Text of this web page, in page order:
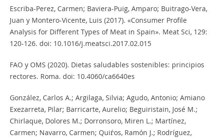
Escriba-Perez, Carmen; Baviera-Puig, Amparo; Buitrago-Vera,
Juan y Montero-Vicente, Luis (2017). «Consumer Profile
Analysis for Different Types of Meat in Spain». Meat Sci, 129:
120-126. doi: 10.1016/j.meatsci.2017.02.015
FAO y OMS (2020). Dietas saludables sostenibles: principios
rectores. Roma. doi: 10.4060/ca6640es
González, Carlos A.; Argilaga, Silvia; Agudo, Antonio; Amiano
Exezarreta, Pilar; Barricarte, Aurelio; Beguiristain, José M.;
Chirlaque, Dolores M.; Dorronsoro, Miren L.; Martínez,
Carmen; Navarro, Carmen; Quiŕos, Ramón J.; Rodríguez,